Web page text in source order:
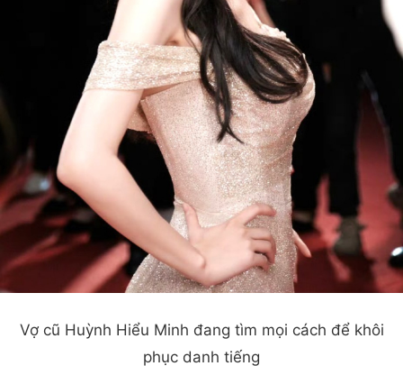
Vợ cũ Huỳnh Hiểu Minh đang tìm mọi cách để khôi
phục danh tiếng